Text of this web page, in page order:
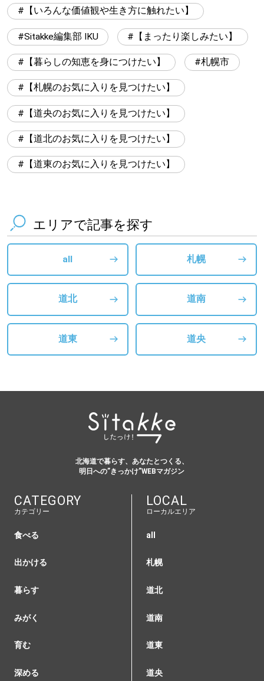
【いろんな価値観や生き方に触れたい】
Sitakke編集部 IKU 【まったり楽しみたい】
【暮らしの知恵を身につけたい】 札幌市
【札幌のお気に入りを見つけたい】
【道央のお気に入りを見つけたい】
【道北のお気に入りを見つけたい】
【道東のお気に入りを見つけたい】
エリアで記事を探す
all 札幌
道北 道南
道東 道央
北海道で暮らす、あなたとつくる、
明日への”きっかけ”WEBマガジン
CATEGORY
カテゴリー
食べる
出かける
暮らす
みがく
育む
深める
LOCAL
ローカルエリア
all
札幌
道北
道南
道東
道央